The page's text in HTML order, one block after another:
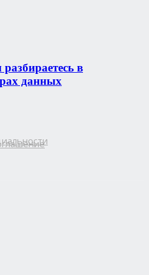
в
данных